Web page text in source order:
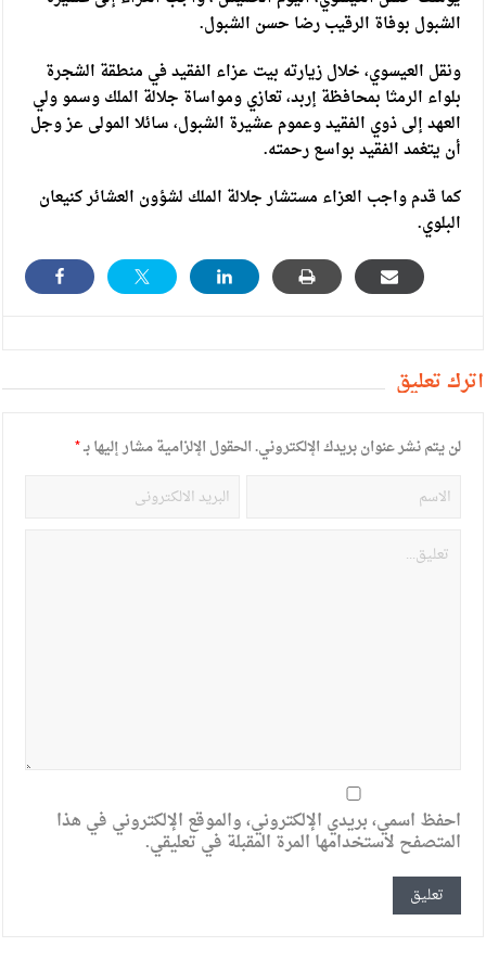
الشبول بوفاة الرقيب رضا حسن الشبول.
ونقل العيسوي، خلال زيارته بيت عزاء الفقيد في منطقة الشجرة
بلواء الرمثا بمحافظة إربد، تعازي ومواساة جلالة الملك وسمو ولي
العهد إلى ذوي الفقيد وعموم عشيرة الشبول، سائلا المولى عز وجل
أن يتغمد الفقيد بواسع رحمته.
كما قدم واجب العزاء مستشار جلالة الملك لشؤون العشائر كنيعان
البلوي.
أترك تعليق
لن يتم نشر عنوان بريدك الإلكتروني.الحقول الإلزامية مشار إليها بـ*
احفظ اسمي، بريدي الإلكتروني، والموقع الإلكتروني في هذا
المتصفح لاستخدامها المرة المقبلة في تعليقي.